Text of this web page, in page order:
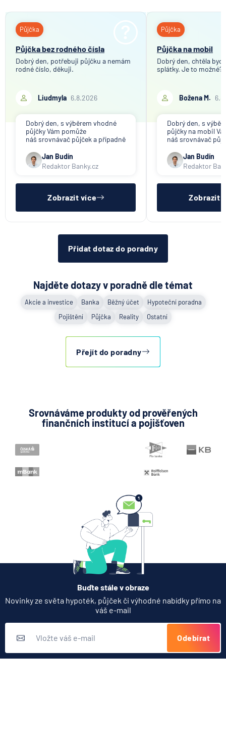
klíčový je ale výhled inflace
Hypotéka
Partners Banka spouští
Když rozhoduje stres: nové
Zobrazit všechny články
Půjčka
Půjčka bez rodného čísla
Dobrý den, potřebuji půjčku a nemám
rodné číslo, děkuji.
Liudmyla 6.8.2026
Dobrý den, s výběrem vhodné
půjčky Vám pomůže
náš srovnávač půjček a případně
půjček. Pro získání půjčky je
třeba mít dostatečný příjem,
nebýt ve zkušební ani výpovědní
Jan Budín
Redaktor Banky.cz
Zobrazit více
Půjčka
Půjčka na mobil
Dobrý den, chtěla
splátky. Je to možné?
Božena M.
Dobrý den, s
půjčky na mobil
náš srovnávač
půjček. Pro získání
nákupu na
dostatečný
Jan Budín
Redaktor
Zobrazit
Přidat dotaz do poradny
Najděte dotazy v poradně dle témat
Akcie a investice Banka Běžný účet
Hypoteční poradna
Pojištění
Půjčka Reality Ostatní
Přejít do poradny
Srovnáváme produkty od prověřených
finančních institucí a pojišťoven
Buďte stále v obraze
Novinky ze světa hypoték, půjček či výhodné nabídky přímo na
váš e-mail
Odebírat